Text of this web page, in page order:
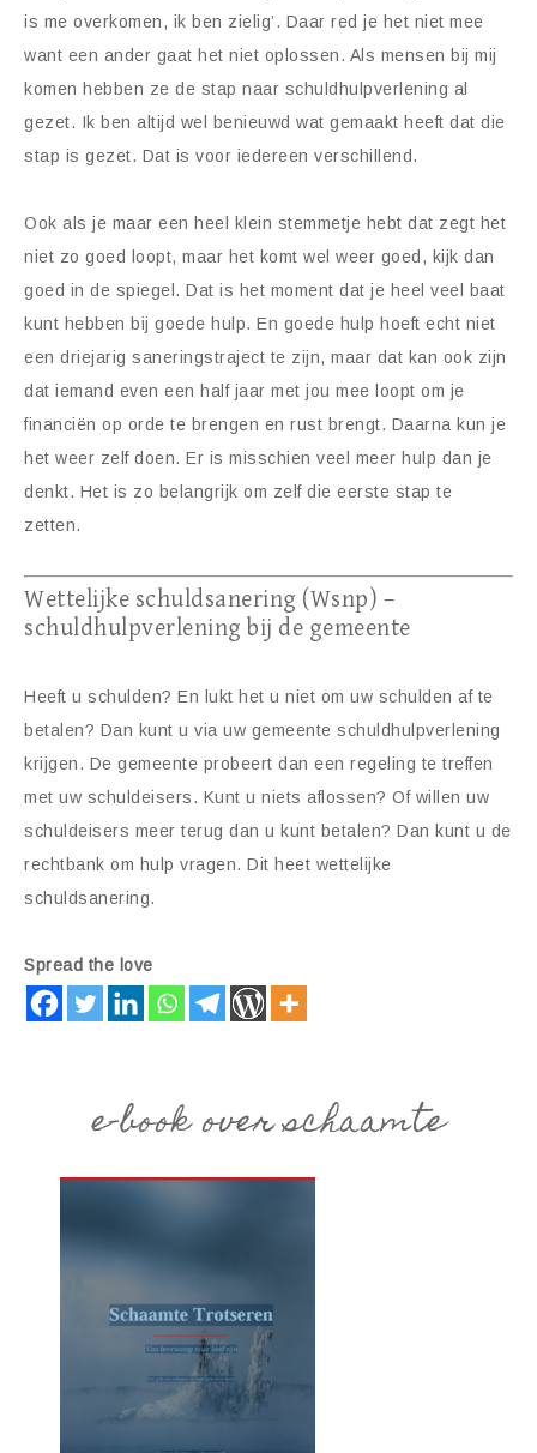
is me overkomen, ik ben zielig’. Daar red je het niet mee
want een ander gaat het niet oplossen. Als mensen bij mij
komen hebben ze de stap naar schuldhulpverlening al
gezet. Ik ben altijd wel benieuwd wat gemaakt heeft dat die
stap is gezet. Dat is voor iedereen verschillend.
Ook als je maar een heel klein stemmetje hebt dat zegt het
niet zo goed loopt, maar het komt wel weer goed, kijk dan
goed in de spiegel. Dat is het moment dat je heel veel baat
kunt hebben bij goede hulp. En goede hulp hoeft echt niet
een driejarig saneringstraject te zijn, maar dat kan ook zijn
dat iemand even een half jaar met jou mee loopt om je
financiën op orde te brengen en rust brengt. Daarna kun je
het weer zelf doen. Er is misschien veel meer hulp dan je
denkt. Het is zo belangrijk om zelf die eerste stap te
zetten.
Wettelijke schuldsanering (Wsnp) –
schuldhulpverlening bij de gemeente
Heeft u schulden? En lukt het u niet om uw schulden af te
betalen? Dan kunt u via uw gemeente schuldhulpverlening
krijgen. De gemeente probeert dan een regeling te treffen
met uw schuldeisers. Kunt u niets aflossen? Of willen uw
schuldeisers meer terug dan u kunt betalen? Dan kunt u de
rechtbank om hulp vragen. Dit heet wettelijke
schuldsanering.
Spread the love
e-book over schaamte